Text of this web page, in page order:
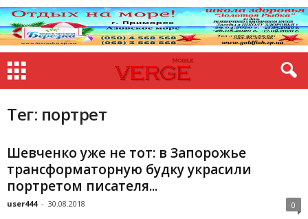
Тег: портрет
Шевченко уже не тот: в Запорожье
трансформаторную будку украсили
портретом писателя...
user444 - 30.08.2018 0